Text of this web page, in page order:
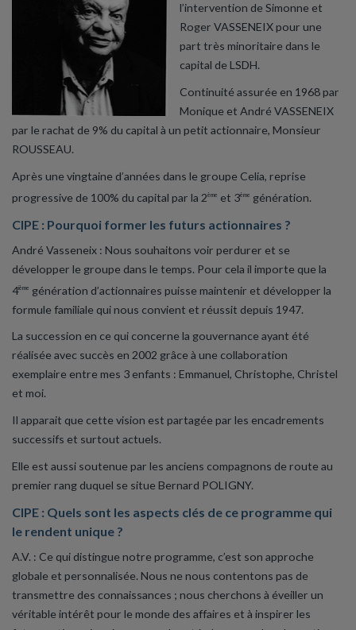
l’intervention de Simonne et
Roger VASSENEIX pour une
part très minoritaire dans le
capital de LSDH.
Continuité assurée en 1968 par
Monique et André VASSENEIX
par le rachat de 9% du capital à un petit actionnaire, Monsieur
ROUSSEAU.
Après une vingtaine d’années dans le groupe Celia, reprise
progressive de 100% du capital par la 2ème et 3ème génération.
CIPE : Pourquoi former les futurs actionnaires ?
André Vasseneix : Nous souhaitons voir perdurer et se
développer le groupe dans le temps. Pour cela il importe que la
4ième génération d’actionnaires puisse maintenir et développer la
formule familiale qui nous convient et réussit depuis 1947.
La succession en ce qui concerne la gouvernance ayant été
réalisée avec succès en 2002 grâce à une collaboration
exemplaire entre mes 3 enfants : Emmanuel, Christophe, Christel
et moi.
Il apparait que cette vision est partagée par les encadrements
successifs et surtout actuels.
Elle est aussi soutenue par les anciens compagnons de route au
premier rang duquel se situe Bernard POLIGNY.
CIPE : Quels sont les aspects clés de ce programme qui
le rendent unique ?
A.V. : Ce qui distingue notre programme, c’est son approche
globale et personnalisée. Nous ne nous contentons pas de
transmettre des connaissances ; nous cherchons à éveiller un
véritable intérêt pour le monde des affaires et à inspirer les